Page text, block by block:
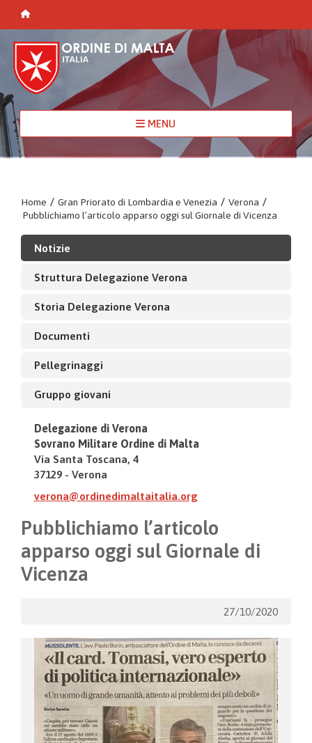
MENU
Home / Gran Priorato di Lombardia e Venezia / Verona /
Pubblichiamo l’articolo apparso oggi sul Giornale di Vicenza
Notizie
Struttura Delegazione Verona
Storia Delegazione Verona
Documenti
Pellegrinaggi
Gruppo giovani
Delegazione di Verona
Sovrano Militare Ordine di Malta
Via Santa Toscana, 4
37129 - Verona
verona@ordinedimaltaitalia.org
Pubblichiamo l’articolo
apparso oggi sul Giornale di
Vicenza
27/10/2020